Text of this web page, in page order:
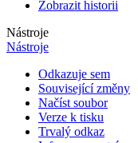
Zobrazit historii
Nástroje
Nástroje
Odkazuje sem
Související změny
Načíst soubor
Verze k tisku
Trvalý odkaz